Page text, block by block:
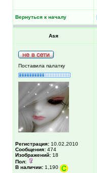
Вернуться к началу
Asя
Поставила палатку
Регистрация: 10.02.2010
Сообщения: 474
Изображений: 18
Пол:
В наличии: 1,190